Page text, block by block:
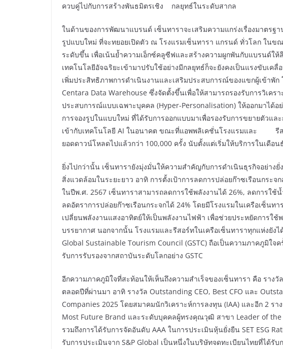
ควบคู่ไปกับการสร้างพันธมิตรเชิง กลยุทธ์ในระดับสากล
ในด้านของการพัฒนาแบรนด์ เซ็นทาราจะเสริมความแกร่งเรื่องมาตรฐ
รูปแบบใหม่ ที่จะทยอยเปิดตัว ณ โรงแรมเซ็นทารา แกรนด์ ทั่วโลก ใน
ระดับขึ้น เพื่อเน้นย้ำความเอ็กซ์คลูซีฟและสร้างความผูกพันกับแบรนด์ใ
เทคโนโลยีอัจฉริยะเข้ามาปรับใช้อย่างมีกลยุทธ์ก็จะยังคงเป็นแรงขับเค
เพิ่มประสิทธิภาพการดำเนินงานและเสริมประสบการณ์ของแขกผู้เข้าพั
Centara Data Warehouse ซึ่งจัดตั้งขึ้นเพื่อให้สามารถรองรับการวิเค
ประสบการณ์แบบเฉพาะบุคคล (Hyper-Personalisation) ให้ออกมาได้
การจองรูปในแบบใหม่ ที่ได้รับการออกแบบมาเพื่อรองรับการขยายตัวแล
เข้ากับเทคโนโลยี AI ในอนาคต ขณะที่แอพพลิเคชั่นโรงแรมและ รีสอ
ยอดดาวน์โหลดไปแล้วกว่า 100,000 ครั้ง นับตั้งแต่เริ่มให้บริการในเดือ
ยิ่งไปกว่านั้น เซ็นทารายังมุ่งมั่นให้ความสำคัญกับการดำเนินธุรกิจอย่าง
สิ่งแวดล้อมในระยะยาว อาทิ การตั้งเป้าการลดการปล่อยก๊าซเรือนกระจ
ในปีพ.ศ. 2567 เซ็นทาราสามารถลดการใช้พลังงานได้ 26%, ลดการใช้
ลดอัตราการปล่อยก๊าซเรือนกระจกได้ 24% โดยมีโรงแรมในเครือเซ็นท
เปลี่ยนพลังงานแสงอาทิตย์ให้เป็นพลังงานไฟฟ้า เพื่อช่วยประหยัดการใ
บรรยากาศ นอกจากนั้น โรงแรมและรีสอร์ทในเครือเซ็นทาราทุกแห่งยัง
Global Sustainable Tourism Council (GSTC) ถือเป็นความภาคภูมิใจ
รับการรับรองจากสถาบันระดับโลกอย่าง GSTC
อีกความภาคภูมิใจที่สะท้อนให้เห็นถึงความสำเร็จของเซ็นทารา คือ ราง
ตลอดปีที่ผ่านมา อาทิ รางวัล Outstanding CEO, Best CFO และ
Companies 2025 โดยสมาคมนักวิเคราะห์การลงทุน (IAA) และอีก 2 ร
Most Future Brand และระดับบุคคลผู้ทรงคุณวุฒิ สาขา Leader of the
รวมถึงการได้รับการจัดอันดับ AAA ในการประเมินหุ้นยั่งยืน SET ESG
รับการประเมินจาก S&P Global เป็นหนึ่งในบริษัทจดทะเบียนไทยที่ได้รับ